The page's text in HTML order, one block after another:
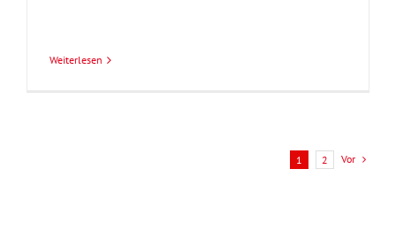
Weiterlesen
1 2 Vor